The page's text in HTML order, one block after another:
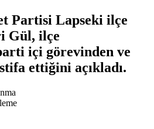
Partisi Lapseki ilçe
Gül, ilçe
içi görevinden ve
ettiğini açıkladı.